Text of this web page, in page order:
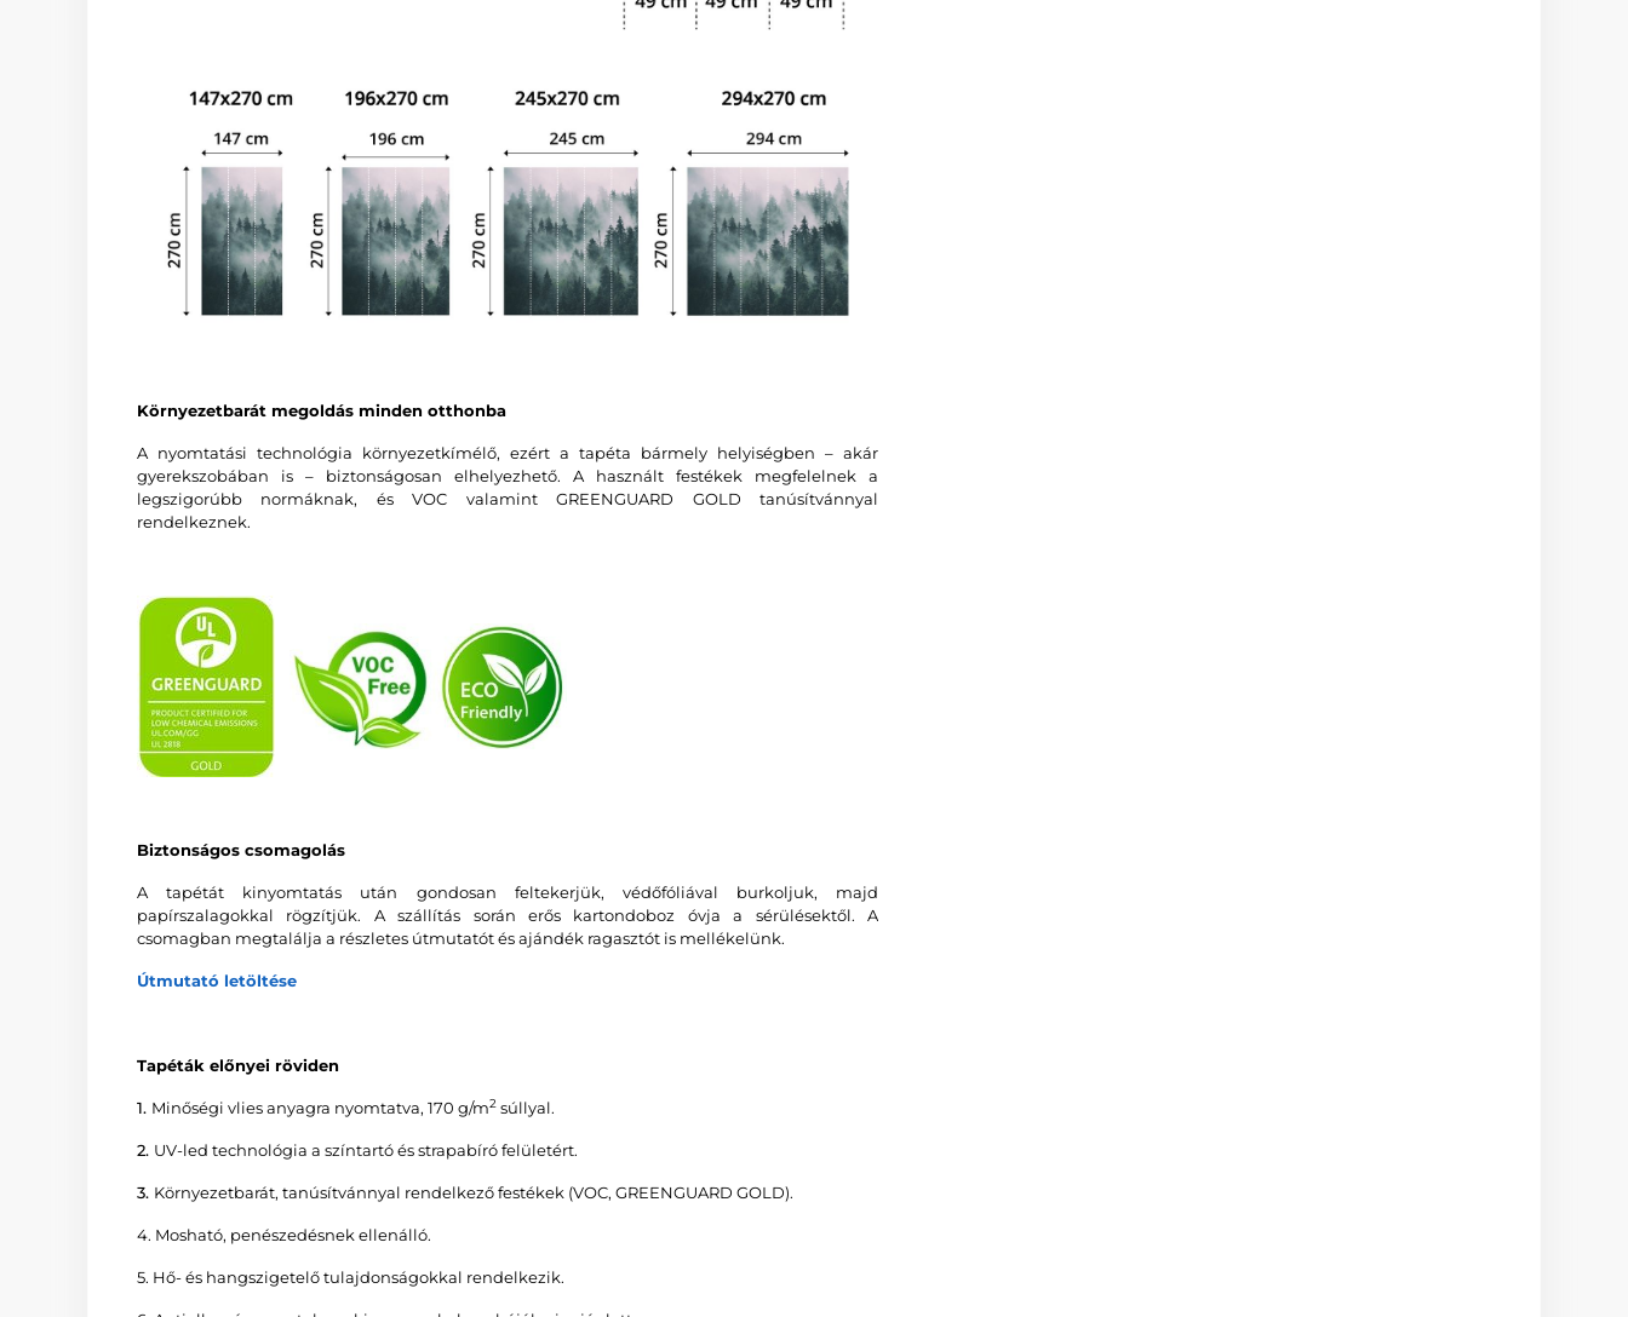
Környezetbarát megoldás minden otthonba
A nyomtatási technológia környezetkímélő, ezért a tapéta bármely helyiségben – akár
gyerekszobában is – biztonságosan elhelyezhető. A használt festékek megfelelnek a
legszigorúbb normáknak, és VOC valamint GREENGUARD GOLD tanúsítvánnyal
rendelkeznek.
Biztonságos csomagolás
A tapétát kinyomtatás után gondosan feltekerjük, védőfóliával burkoljuk, majd
papírszalagokkal rögzítjük. A szállítás során erős kartondoboz óvja a sérülésektől. A
csomagban megtalálja a részletes útmutatót és ajándék ragasztót is mellékelünk.
Útmutató letöltése
Tapéták előnyei röviden
1. Minőségi vlies anyagra nyomtatva, 170 g/m2 súllyal.
2. UV-led technológia a színtartó és strapabíró felületért.
3. Környezetbarát, tanúsítvánnyal rendelkező festékek (VOC, GREENGUARD GOLD).
4. Mosható, penészedésnek ellenálló.
5. Hő- és hangszigetelő tulajdonságokkal rendelkezik.